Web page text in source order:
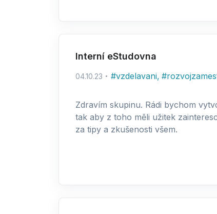
Interní eStudovna
04.10.23 #vzdelavani, #
Zdravím skupinu. Rádi bychom
tak aby z toho měli užitek
za tipy a zkušenosti všem.